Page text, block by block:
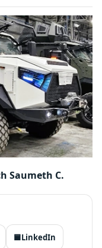
Saumeth C.
🟦LinkedIn